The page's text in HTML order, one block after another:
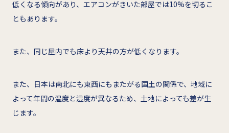
低くなる傾向があり、エアコンがきいた部屋では10%を切るこ
ともあります。
また、同じ屋内でも床より天井の方が低くなります。
また、日本は南北にも東西にもまたがる国土の関係で、地域に
よって年間の温度と湿度が異なるため、土地によっても差が生
じます。